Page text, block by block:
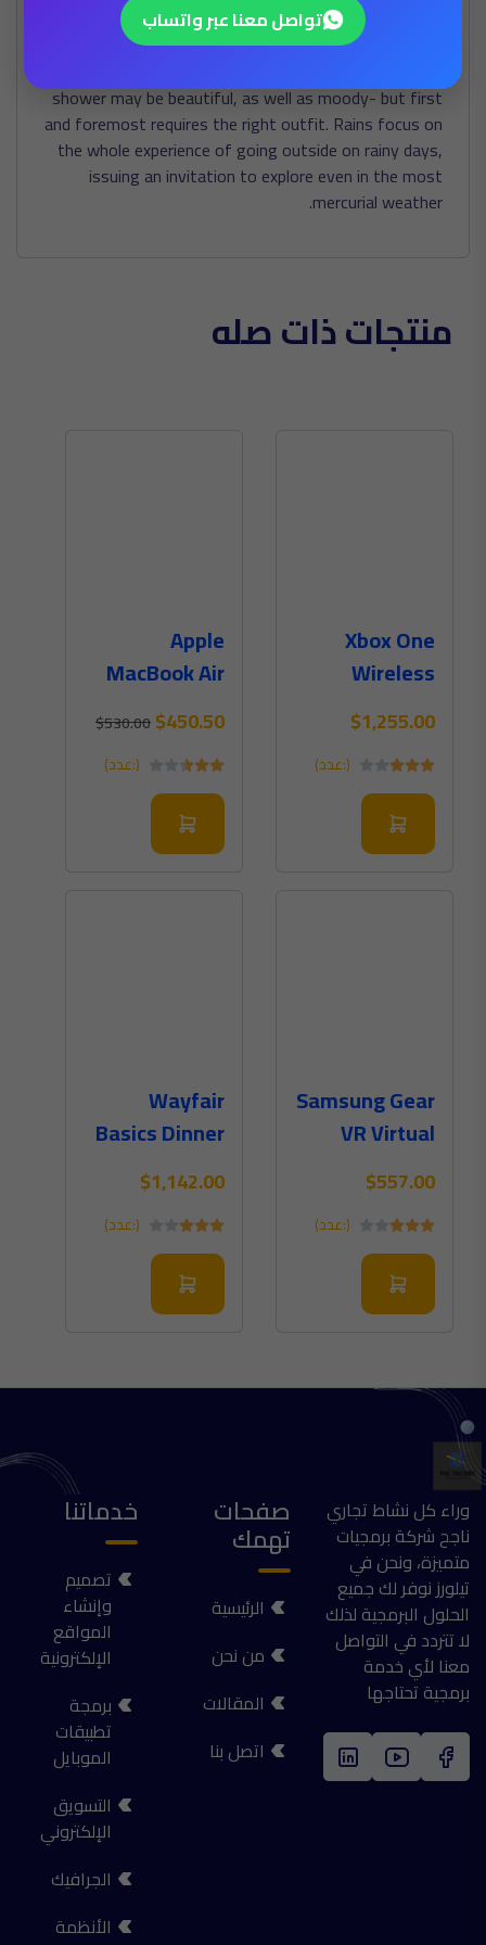
تواصل معنا عبر واتساب
all factors that contribute to an average of 121 rain
days each year. Arising from these rainy weather
shower may be beautiful, as well as moody- but first
and foremost requires the right outfit. Rains focus on
the whole experience of going outside on rainy days,
issuing an invitation to explore even in the most
mercurial weather.
منتجات ذات صله
Xbox One
Wireless
Controller
Black Color
$1,255.00
(:عدد)
Apple
MacBook Air
Retina 12-Inch
Laptop
$450.50
$530.00
(:عدد)
Samsung Gear
VR Virtual
Reality
Headset
(Digital)
$557.00
(:عدد)
Wayfair
Basics Dinner
Plate Storage
$1,142.00
(:عدد)
وراء كل نشاط تجاري
ناجح شركة برمجيات
متميزة، ونحن في
تيلورز نوفر لك جميع
الحلول البرمجية لذلك
لا تتردد في التواصل
معنا لأي خدمة
برمجية تحتاجها
صفحات
تهمك
الرئيسية
من نحن
المقالات
اتصل بنا
خدماتنا
تصميم
وإنشاء
المواقع
الإلكترونية
برمجة
تطبيقات
الموبايل
التسويق
الإلكتروني
الجرافيك
الأنظمة